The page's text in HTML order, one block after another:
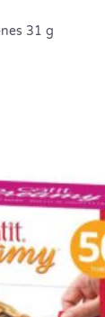
31 g